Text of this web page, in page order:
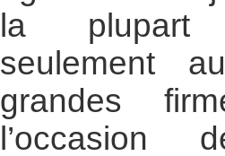
la plupart
seulement
grandes
l’occasion